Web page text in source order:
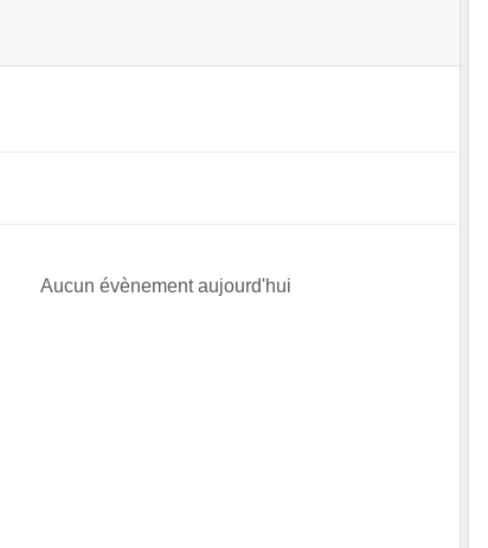
Aucun évènement aujourd'hui